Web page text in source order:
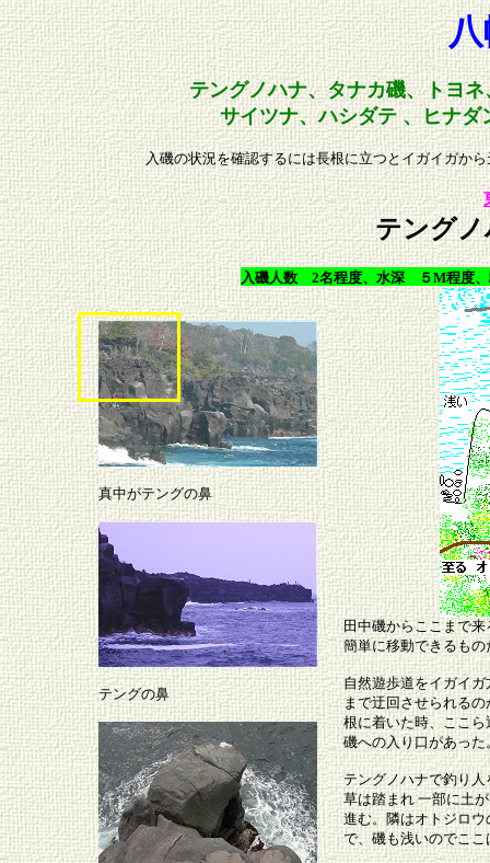
テングノハナ、タナカ磯、トヨネ
サイツナ、ハシダテ、ヒナダ
入磯の状況を確認するには長根に立つとイガイガか
テングノ
入磯人数 2名程度、水深 ５M程度、
真中がテングの鼻
テングの鼻
田中磯からここまで
簡単に移動できるも
自然遊歩道をイガイ
まで迂回させられる
根に着いた時、ここ
磯への入り口があった
テングノハナで釣り
草は踏まれ 一部に土
進む。隣はオトジロ
で、磯も浅いのでこ